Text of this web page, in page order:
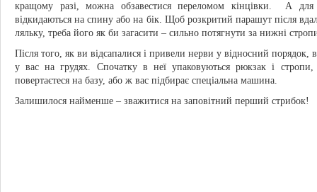
кращому разі, можна обзавестися переломом кінцівки. А для
відкидаються на спину або на бік. Щоб розкритий парашут після
ляльку, треба його як би загасити – сильно потягнути за нижні
Після того, як ви відсапалися і привели нерви у відносний порядок,
у вас на грудях. Спочатку в неї упаковуються рюкзак і
повертаєтеся на базу, або ж вас підбирає спеціальна машина.
Залишилося найменше – зважитися на заповітний перший стрибок!